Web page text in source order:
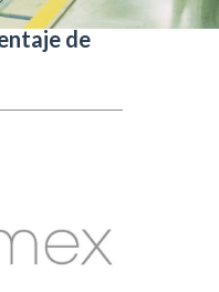
de